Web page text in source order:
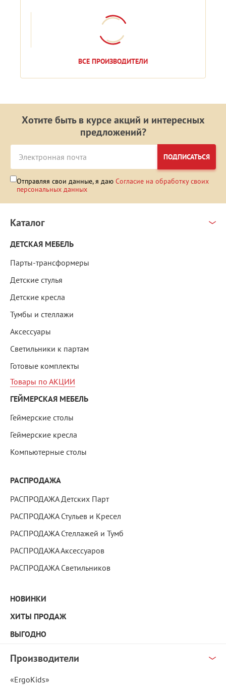
ВСЕ ПРОИЗВОДИТЕЛИ
Хотите быть в курсе акций и интересных
предложений?
ПОДПИСАТЬСЯ
Отправляя свои данные, я даю Согласие на обработку своих
персональных данных
Каталог
ДЕТСКАЯ МЕБЕЛЬ
Парты-трансформеры
Детские стулья
Детские кресла
Тумбы и стеллажи
Аксессуары
Светильники к партам
Готовые комплекты
Товары по АКЦИИ
ГЕЙМЕРСКАЯ МЕБЕЛЬ
Геймерские столы
Геймерские кресла
Компьютерные столы
РАСПРОДАЖА
РАСПРОДАЖА Детских Парт
РАСПРОДАЖА Стульев и Кресел
РАСПРОДАЖА Стеллажей и Тумб
РАСПРОДАЖА Аксессуаров
РАСПРОДАЖА Светильников
НОВИНКИ
ХИТЫ ПРОДАЖ
ВЫГОДНО
Производители
«ErgoKids»